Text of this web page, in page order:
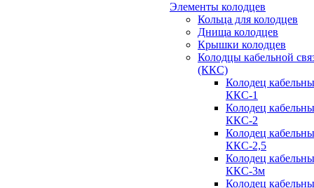
Элементы колодцев
Кольца для колодцев
Днища колодцев
Крышки колодцев
Колодцы кабельной
(ККС)
Колодец
ККС-1
Колодец
ККС-2
Колодец
ККС-2,5
Колодец
ККС-3м
Колодец